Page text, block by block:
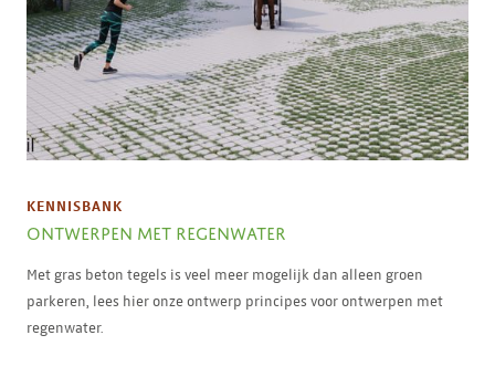
KENNISBANK
ONTWERPEN MET REGENWATER
Met gras beton tegels is veel meer mogelijk dan alleen groen
parkeren, lees hier onze ontwerp principes voor ontwerpen met
regenwater.